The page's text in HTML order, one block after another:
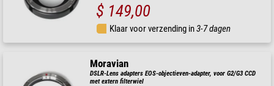
$ 149,00
Klaar voor verzending in3-7 dagen
Moravian
DSLR-Lens adapters EOS-objectieven-adapter, voor G2/G3 CCD
met extern filterwiel